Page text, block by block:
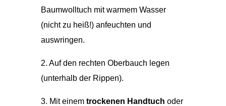
Baumwolltuch mit warmem Wasser
(nicht zu heiß!) anfeuchten und
auswringen.
2. Auf den rechten Oberbauch legen
(unterhalb der Rippen).
3. Mit einem trockenen Handtuch oder